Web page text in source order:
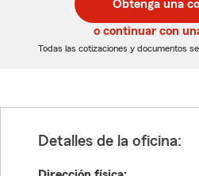
de
5
dígitos
de
5
dígitos
Obtenga una
o continuar con
Todas las cotizaciones y documentos
Detalles de la oficina: